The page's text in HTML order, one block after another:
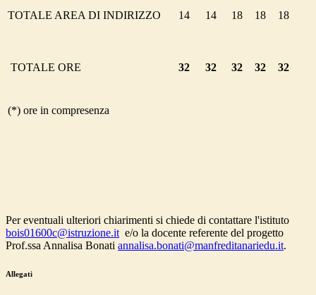
TOTALE AREA DI INDIRIZZO 14 14 18 18 18
TOTALE ORE 32 32 32 32 32
(*) ore in compresenza
Per eventuali ulteriori chiarimenti si chiede di contattare l'istituto
bois01600c@istruzione.it e/o la docente referente del progetto
Prof.ssa Annalisa Bonati annalisa.bonati@manfreditanariedu.it.
Allegati